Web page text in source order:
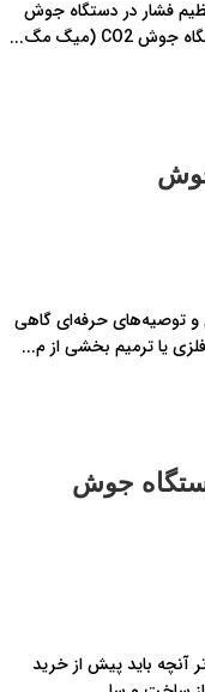
فشار در دستگاه جوش
جوش
و توصیه‌های حرفه‌ای گاهی
یا ترمیم بخشی از م...
جوش
آنچه باید پیش از خرید